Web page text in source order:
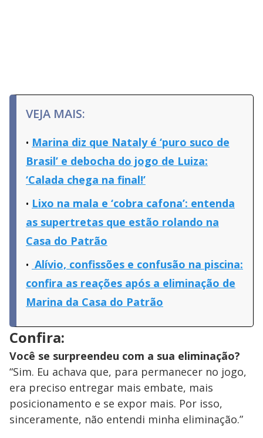
VEJA MAIS:
Marina diz que Nataly é ‘puro suco de
Brasil’ e debocha do jogo de Luiza:
‘Calada chega na final!’
Lixo na mala e ‘cobra cafona’: entenda
as supertretas que estão rolando na
Casa do Patrão
Alívio, confissões e confusão na piscina:
confira as reações após a eliminação de
Marina da Casa do Patrão
Confira:
Você se surpreendeu com a sua eliminação?
“Sim. Eu achava que, para permanecer no jogo,
era preciso entregar mais embate, mais
posicionamento e se expor mais. Por isso,
sinceramente, não entendi minha eliminação.”